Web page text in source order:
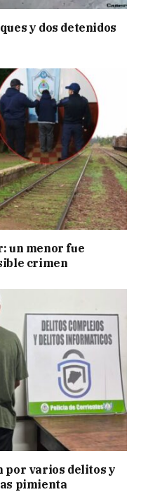
y dos detenidos
un menor fue
crimen
por varios delitos y
pimienta